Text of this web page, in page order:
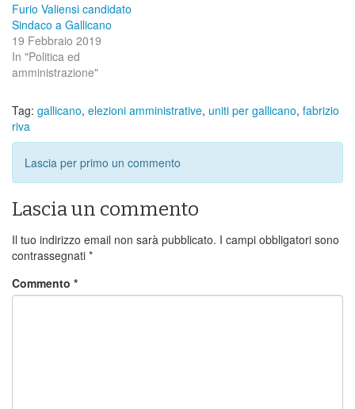
Furio Valiensi candidato
Sindaco a Gallicano
19 Febbraio 2019
In "Politica ed
amministrazione"
Tag: gallicano, elezioni amministrative, uniti per gallicano, fabrizio
riva
Lascia per primo un commento
Lascia un commento
Il tuo indirizzo email non sarà pubblicato. I campi obbligatori sono
contrassegnati *
Commento *